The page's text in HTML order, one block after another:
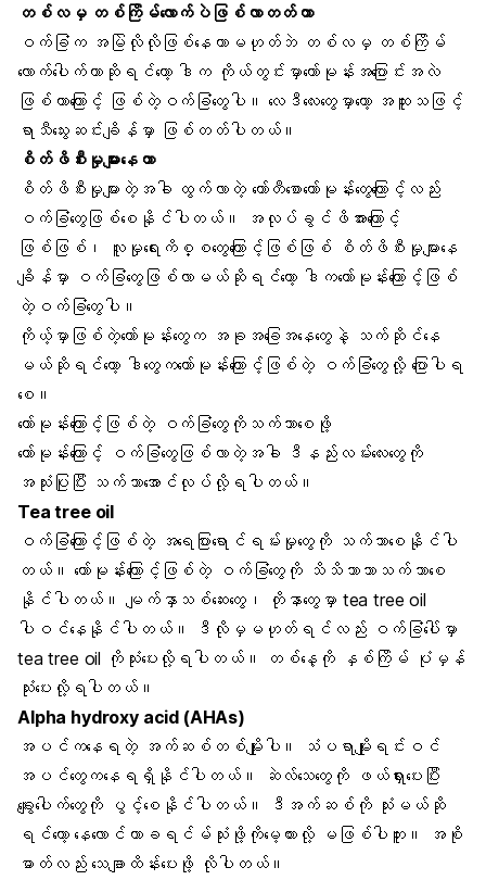
တစ်လမှ တစ်ကြိမ်လောက်ပဲဖြစ်လာတတ်တာ
ဝက်ခြံက အမြဲလိုလိုဖြစ်နေတာမဟုတ်ဘဲ တစ်လမှ တစ်ကြိမ်
လောက်ပေါက်တာဆိုရင်တော့ ဒါက ကိုယ်တွင်းမှာဟော်မုန်း အပြောင်းအလဲ
ဖြစ်တာကြောင့် ဖြစ်တဲ့ဝက်ခြံတွေပါ။ လေဒီလေးတွေမှာတော့ အထူးသဖြင့်
ရာသီသွေးဆင်းချိန် မှာ ဖြစ်တတ်ပါတယ်။
စိတ်ဖိစီးမှုများနေတာ
စိတ်ဖိစီးမှုများတဲ့အခါ ထွက်လာတဲ့ ကော်တီစောဟော်မုန်းတွေကြောင့်လည်း
ဝက်ခြံတွေဖြစ်စေနိုင်ပါတယ်။ အလုပ်ခွင်ဖိအားကြောင့်
ဖြစ်ဖြစ်၊ လူမှုရေးကိစ္စတွေကြောင့်ဖြစ်ဖြစ် စိတ်ဖိစီးမှုများနေ
ချိန်မှာ ဝက်ခြံတွေဖြစ်လာမယ်ဆိုရင်တော့ ဒါကဟော်မုန်းကြောင့်ဖြစ်
တဲ့ဝက်ခြံတွေပါ။
ကိုယ့်မှာဖြစ်တဲ့ဟော်မုန်းတွေက အခုအခြေအနေတွေနဲ့ သက်ဆိုင်နေ
မယ်ဆိုရင်တော့ ဒါတွေကဟော်မုန်းကြောင့်ဖြစ်တဲ့ ဝက်ခြံတွေလို့ ပြောပါရ
စေ။
ဟော်မုန်းကြောင့်ဖြစ်တဲ့ ဝက်ခြံတွေကိုသက်သာစေဖို့
ဟော်မုန်းကြောင့် ဝက်ခြံတွေဖြစ်လာတဲ့အခါ ဒီနည်းလမ်းလေးတွေကို
အသုံးပြုပြီး သက်သာအောင်လုပ်လို့ရပါတယ်။
Tea tree oil
ဝက်ခြံကြောင့်ဖြစ်တဲ့ အရေပြားရောင်ရမ်းမှုတွေကို သက်သာစေနိုင်ပါ
တယ်။ ဟော်မုန်းကြောင့်ဖြစ်တဲ့ ဝက်ခြံတွေကို သိသိသာသာသက်သာစေ
နိုင်ပါတယ်။ မျက်နှာသစ်ဆေးတွေ၊
တိုနာတွေမှာ tea tree oil
ပါဝင်နေနိုင်ပါတယ်။ ဒီလိုမှမဟုတ်ရင်လည်း ဝက်ခြံပေါ်မှာ
tea tree oil ကိုသုံးပေးလို့ရပါတယ်။ တစ်နေ့ကို နှစ်ကြိမ် ပုံမှန်
သုံးပေးလို့ရပါတယ်။
Alpha hydroxy acid (AHAs)
အပင်ကနေရတဲ့ အက်ဆစ်တစ်မျိုးပါ။ သံပရာမျိုးရင်းဝင်
အပင်တွေကနေရရှိနိုင်ပါတယ်။
ဆဲလ်သေတွေကို ဖယ်ရှားပေးပြီး
ချွေးပေါက်တွေကို ပွင့်စေနိုင်ပါတယ်။ ဒီအက်ဆစ်ကို သုံးမယ်ဆို
ရင်တော့ နေလောင်ကာခရင်မ်သုံးဖို့ကိုမေ့ထားလို့ မဖြစ်ပါဘူး။ အစို
ဓာတ်လည်းး သေချာထိန်းပေးဖို့ လိုပါတယ်။